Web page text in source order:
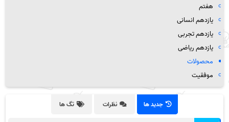
هفتم
یازدهم انسانی
یازدهم تجربی
یازدهم ریاضی
محصولات
موفقیت
جدید ها نظرات تگ ها